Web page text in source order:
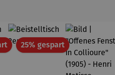
Rabatt25% gespartRabatt